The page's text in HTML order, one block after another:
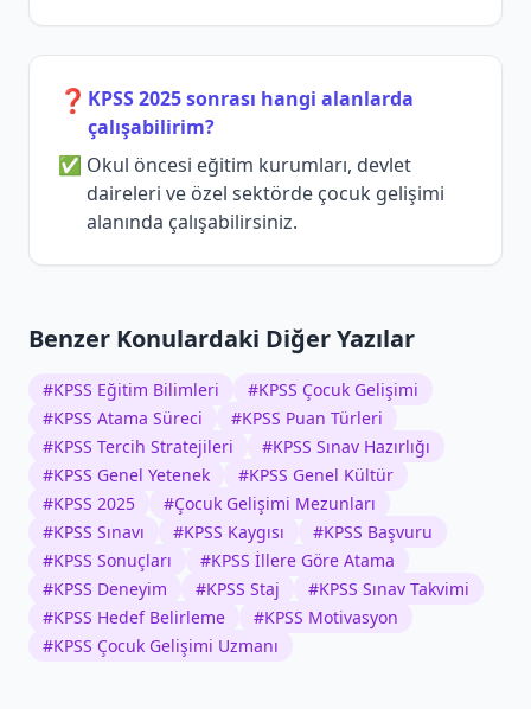
❓ KPSS 2025 sonrası hangi alanlarda
çalışabilirim?
Okul öncesi eğitim kurumları, devlet
daireleri ve özel sektörde çocuk gelişimi
alanında çalışabilirsiniz.
Benzer Konulardaki Diğer Yazılar
#KPSS Eğitim Bilimleri #KPSS Çocuk Gelişimi
#KPSS Atama Süreci #KPSS Puan Türleri
#KPSS Tercih Stratejileri #KPSS Sınav Hazırlığı
#KPSS Genel Yetenek #KPSS Genel Kültür
#KPSS 2025 #Çocuk Gelişimi Mezunları
#KPSS Sınavı #KPSS Kaygısı #KPSS Başvuru
#KPSS Sonuçları #KPSS İllere Göre Atama
#KPSS Deneyim #KPSS Staj #KPSS Sınav Takvimi
#KPSS Hedef Belirleme #KPSS Motivasyon
#KPSS Çocuk Gelişimi Uzmanı